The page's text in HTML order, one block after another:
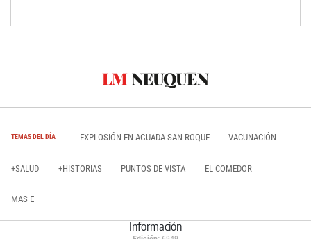
TEMAS DEL DÍA EXPLOSIÓN EN AGUADA SAN ROQUE VACUNACIÓN
+SALUD +HISTORIAS PUNTOS DE VISTA EL COMEDOR
MAS E
Información